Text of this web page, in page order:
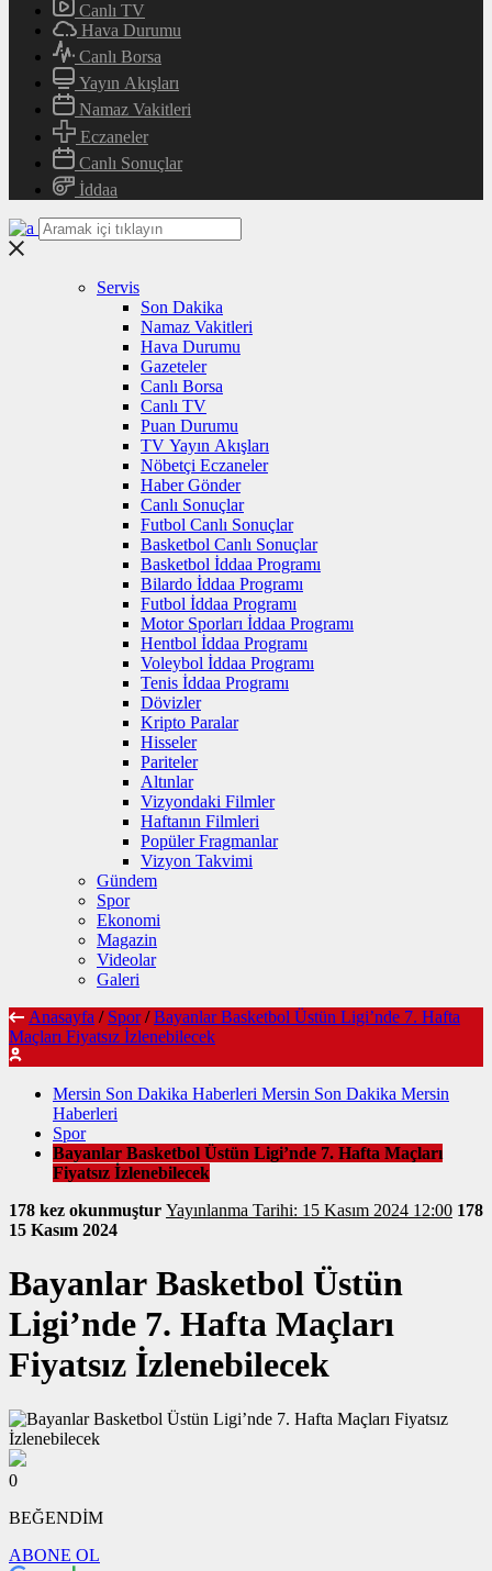
Canlı TV
Hava Durumu
Canlı Borsa
Yayın Akışları
Namaz Vakitleri
Eczaneler
Canlı Sonuçlar
İddaa
Servis
Son Dakika
Namaz Vakitleri
Hava Durumu
Gazeteler
Canlı Borsa
Canlı TV
Puan Durumu
TV Yayın Akışları
Nöbetçi Eczaneler
Haber Gönder
Canlı Sonuçlar
Futbol Canlı Sonuçlar
Basketbol Canlı Sonuçlar
Basketbol İddaa Programı
Bilardo İddaa Programı
Futbol İddaa Programı
Motor Sporları İddaa Programı
Hentbol İddaa Programı
Voleybol İddaa Programı
Tenis İddaa Programı
Dövizler
Kripto Paralar
Hisseler
Pariteler
Altınlar
Vizyondaki Filmler
Haftanın Filmleri
Popüler Fragmanlar
Vizyon Takvimi
Gündem
Spor
Ekonomi
Magazin
Videolar
Galeri
Anasayfa / Spor / Bayanlar Basketbol Üstün Ligi’nde 7. Hafta
Maçları Fiyatsız İzlenebilecek
Mersin Son Dakika Haberleri Mersin Son Dakika Mersin
Haberleri
Spor
Bayanlar Basketbol Üstün Ligi’nde 7. Hafta Maçları
Fiyatsız İzlenebilecek
178 kez okunmuştur
Yayınlanma Tarihi: 15 Kasım 2024 12:00 178
15 Kasım 2024
Bayanlar Basketbol Üstün
Ligi’nde 7. Hafta Maçları
Fiyatsız İzlenebilecek
0
BEĞENDİM
ABONE OL